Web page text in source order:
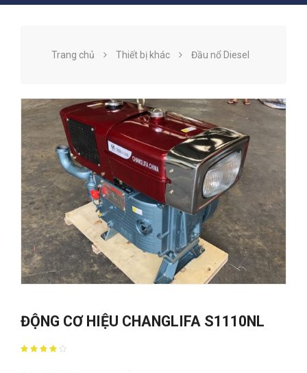
Trang chủ Thiết bị khác Đầu nổ Diesel
ĐỘNG CƠ HIỆU CHANGLIFA S1110NL